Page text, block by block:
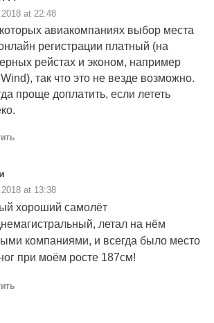
at 22:48
авиакомпаниях выбор места
регистрации платный (на
рейстах и эконом, например
так что это не везде возможно.
проще доплатить, если лететь
at 13:38
хороший самолёт
летал на нём
компаниями, и всегда было место
при моём росте 187см!